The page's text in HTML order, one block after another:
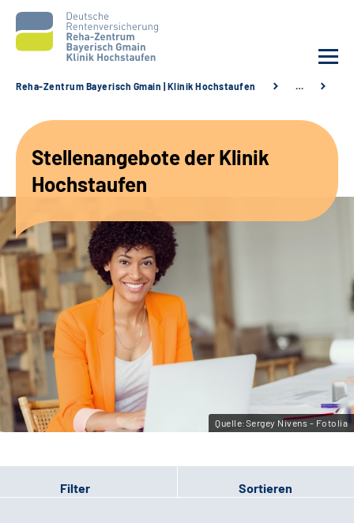
Unsere Angebote
Karriere
Sozialdienste & Zuweisende
Suche
Leichte Sprache
Gebärdensprache
Reha-Zentrum Bayerisch Gmain | Klinik Hochstaufen …
Stellenangebote der Klinik
Hochstaufen
Quelle:Sergey Nivens - Fotolia
Filter Sortieren